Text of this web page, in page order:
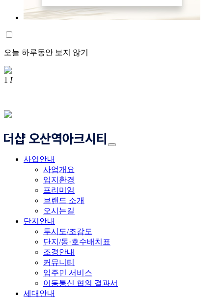
오늘 하루동안 보지 않기
1 I
사업안내
사업개요
입지환경
프리미엄
브랜드 소개
오시는길
단지안내
투시도/조감도
단지/동·호수배치표
조경안내
커뮤니티
입주민 서비스
이동통신 협의 결과서
세대안내